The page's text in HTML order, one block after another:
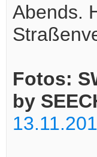
Abends.
Fotos:
by